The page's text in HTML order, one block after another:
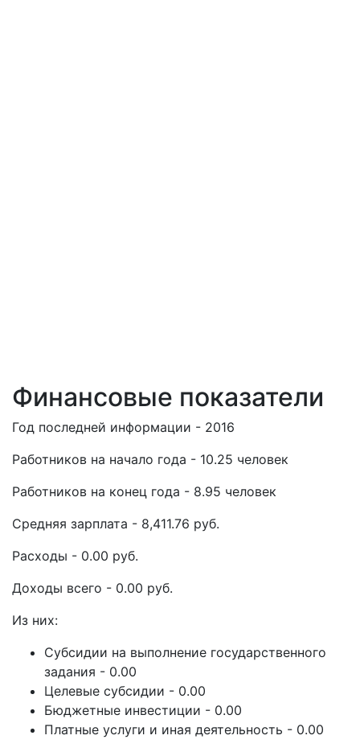
Финансовые показатели
Год последней информации - 2016
Работников на начало года - 10.25 человек
Работников на конец года - 8.95 человек
Средняя зарплата - 8,411.76 руб.
Расходы - 0.00 руб.
Доходы всего - 0.00 руб.
Из них:
Субсидии на выполнение государственного
задания - 0.00
Целевые субсидии - 0.00
Бюджетные инвестиции - 0.00
Платные услуги и иная деятельность - 0.00